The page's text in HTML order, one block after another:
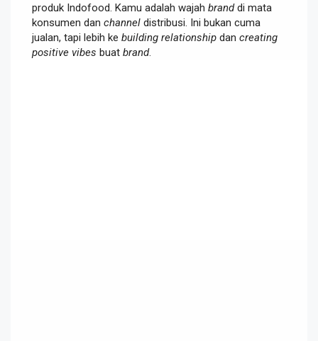
produk Indofood. Kamu adalah wajah branddi mata
konsumen dan channel distribusi. Ini bukan cuma
jualan, tapi lebih ke building relationship dan creating
positive vibes buat brand.